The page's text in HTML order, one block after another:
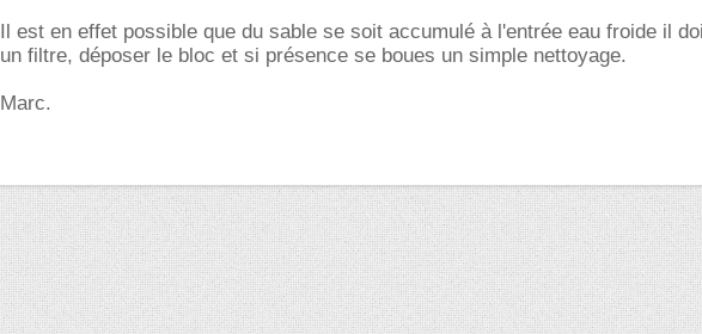
Il est en effet possible que du sable se soit accumulé à l'entrée eau froide il
un filtre, déposer le bloc et si présence se boues un simple nettoyage.
Marc.